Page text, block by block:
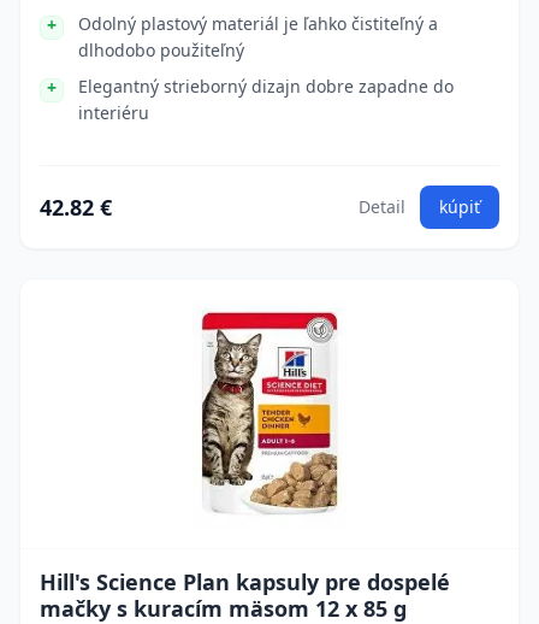
Odolný plastový materiál je ľahko čistiteľný a
dlhodobo použiteľný
Elegantný strieborný dizajn dobre zapadne do
interiéru
42.82 € Detail kúpiť
Hill's Science Plan kapsuly pre dospelé
mačky s kuracím mäsom 12 x 85 g